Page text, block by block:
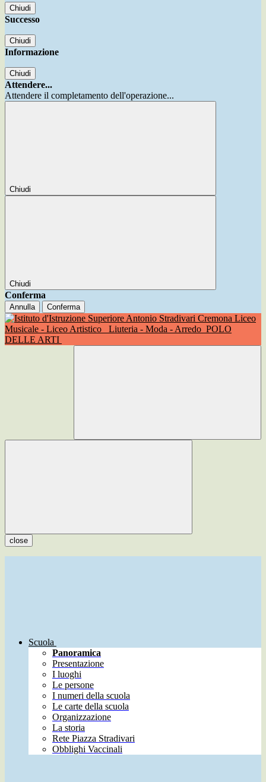
Chiudi
Successo
Chiudi
Informazione
Chiudi
Attendere...
Attendere il completamento dell'operazione...
Chiudi
Chiudi
Conferma
Annulla Conferma
Liceo
Musicale - Liceo Artistico
Liuteria - Moda - Arredo POLO
DELLE ARTI
close
Scuola
Panoramica
Presentazione
I luoghi
Le persone
I numeri della scuola
Le carte della scuola
Organizzazione
La storia
Rete Piazza Stradivari
Obblighi Vaccinali